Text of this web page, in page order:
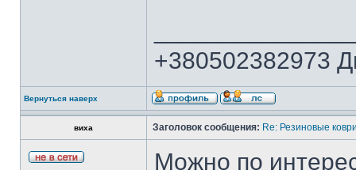
+380502382973
Вернуться наверх
виха Заголовок сообщения: Re: Резиновые
Можно по